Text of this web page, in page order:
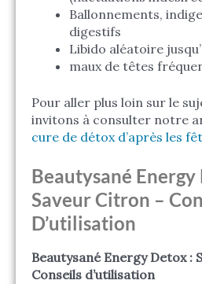
Ballonnements,
digestifs
Libido aléatoire
maux de têtes
Pour aller plus loin sur le
invitons à consulter notre
cure de détox d’après les
Beautysané Energy
Saveur Citron –
D’utilisation
Beautysané Energy Detox :
Conseils d’utilisation